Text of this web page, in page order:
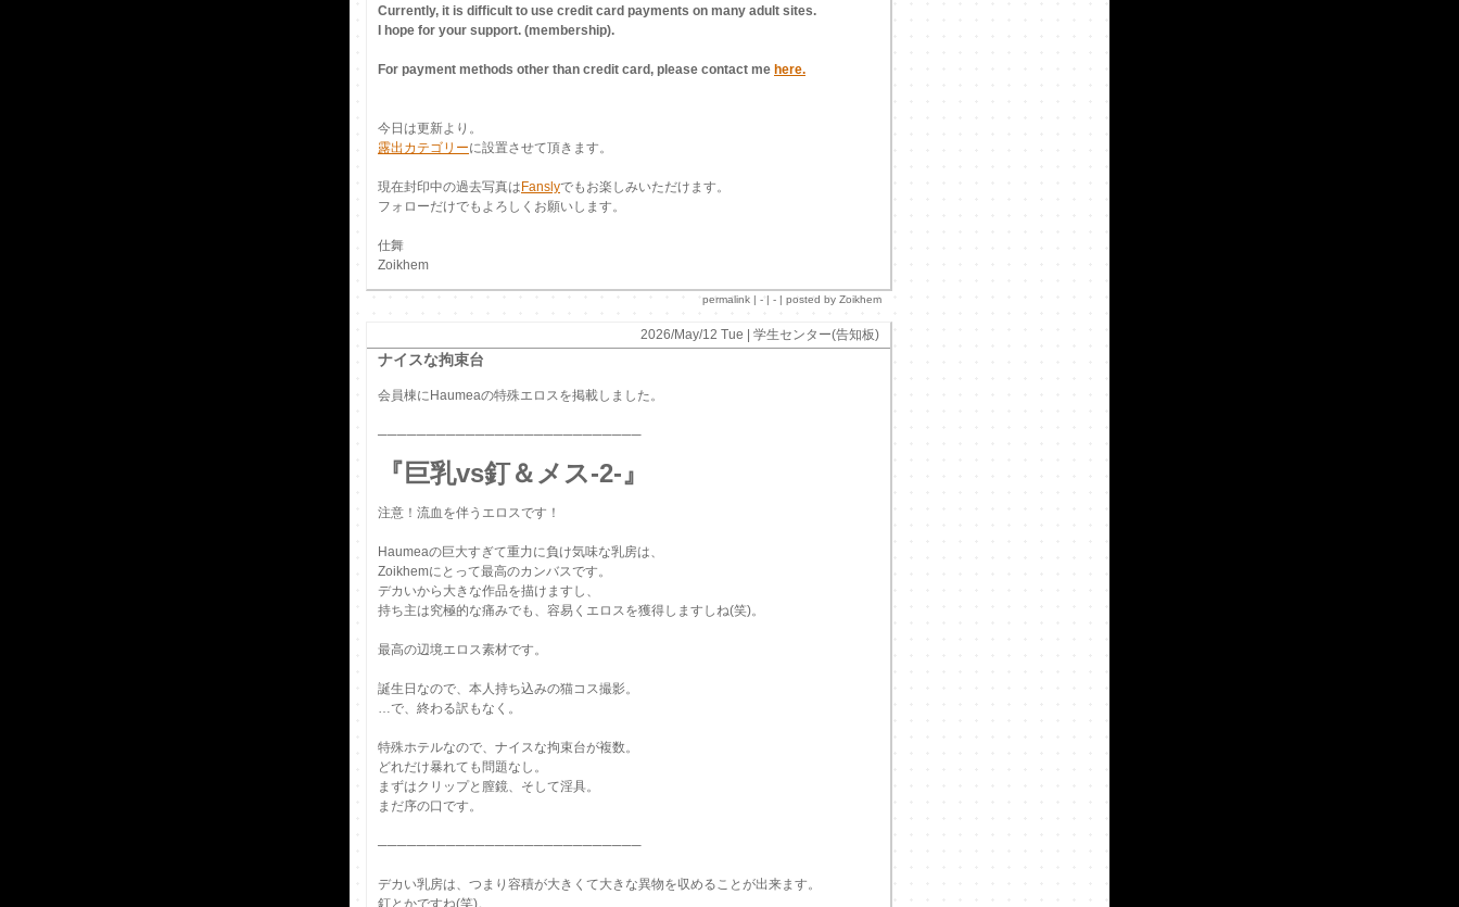
Currently, it is difficult to use credit card payments on many adult sites.
I hope for your support. (membership).
For payment methods other than credit card, please contact me here.
今日は更新より。
露出カテゴリーに設置させて頂きます。
現在封印中の過去写真は Fanslyでもお楽しみいただけます。
フォローだけでもよろしくお願いします。
仕舞
Zoikhem
permalink | - | - | posted by Zoikhem
2026/May/12 Tue | 学生センター(告知板)
ナイスな拘束台
会員棟にHaumeaの特殊エロスを掲載しました。
───────────────────────────
『巨乳vs釘＆メス-2-』
注意！流血を伴うエロスです！
Haumeaの巨大すぎて重力に負け気味な乳房は、
Zoikhemにとって最高のカンバスです。
デカいから大きな作品を描けますし、
持ち主は究極的な痛みでも、容易くエロスを獲得しますしね(笑)。
最高の辺境エロス素材です。
誕生日なので、本人持ち込みの猫コス撮影。
…で、終わる訳もなく。
特殊ホテルなので、ナイスな拘束台が複数。
どれだけ暴れても問題なし。
まずはクリップと膣鏡、そして淫具。
まだ序の口です。
───────────────────────────
デカい乳房は、つまり容積が大きくて大きな異物を収めることが出来ます。
釘とかですね(笑)。